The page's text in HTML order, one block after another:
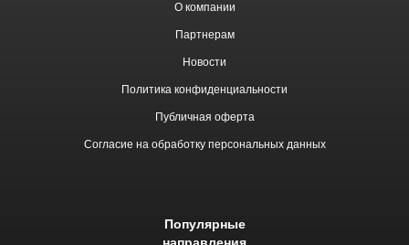
Популярные
О компании
Партнерам
Новости
Политика конфиденциальности
Публичная оферта
Согласие на обработку персональных данных